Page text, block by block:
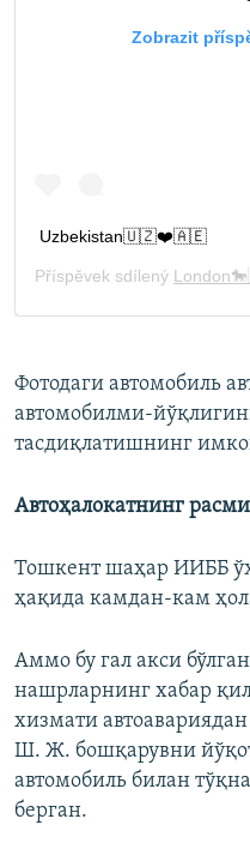
Фотодаги автомобиль
автомобилми-
тасдиқлатишнинг
Автоҳалокатнинг
Тошкент шаҳар ИИББ
ҳақида камдан-кам
Аммо бу гал акси
нашрларнинг хабар
хизмати
Ш. Ж. бошқарувни
автомобиль билан
берган.